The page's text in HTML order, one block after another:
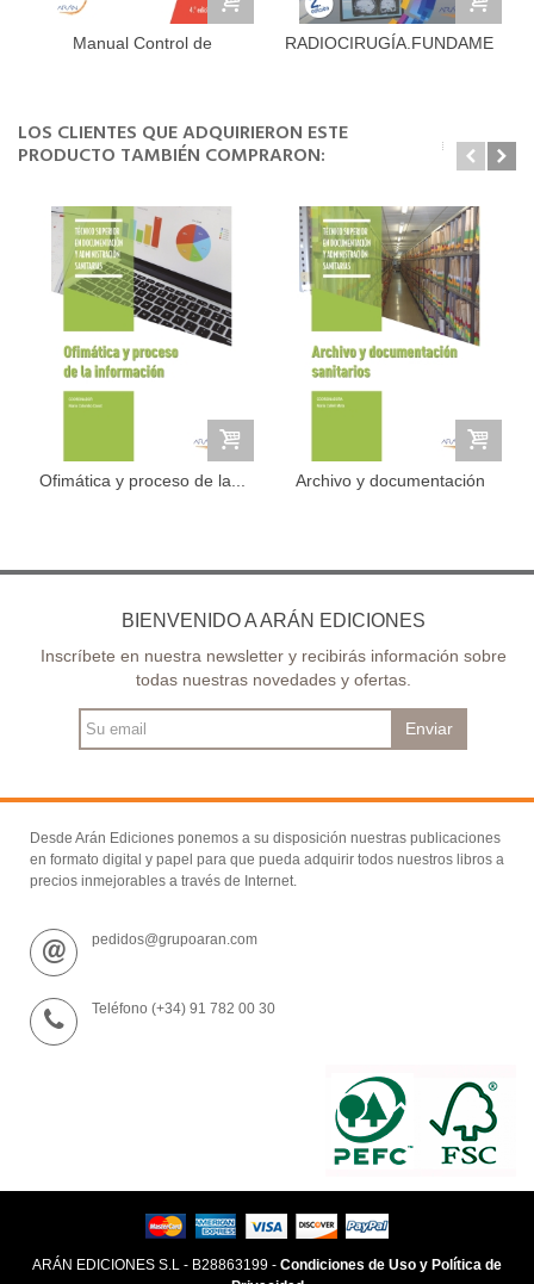
Manual Control de
LOS CLIENTES QUE ADQUIRIERON ESTE
PRODUCTO TAMBIÉN COMPRARON:
Ofimática y proceso de la...
Archivo y documentación
BIENVENIDO A ARÁN EDICIONES
Inscríbete en nuestra newsletter y recibirás información sobre
todas nuestras novedades y ofertas.
Enviar
Desde Arán Ediciones ponemos a su disposición nuestras publicaciones
en formato digital y papel para que pueda adquirir todos nuestros libros a
precios inmejorables a través de Internet.
pedidos@grupoaran.com
Teléfono (+34) 91 782 00 30
ARÁN EDICIONES S.L - B28863199 - Condiciones de Uso y Política de